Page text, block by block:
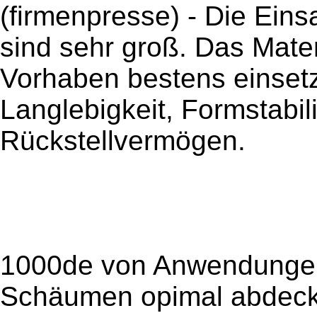
(firmenpresse) - Die
sind sehr groß. Das
Vorhaben bestens
Langlebigkeit,
Rückstellvermögen.
1000de von
Schäumen opimal